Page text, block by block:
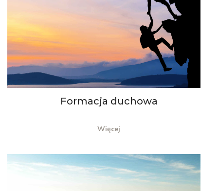
Formacja duchowa
Więcej